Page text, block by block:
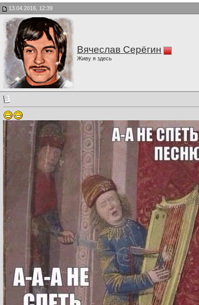
13.04.2016, 12:39
Вячеслав Серёгин
Живу я здесь